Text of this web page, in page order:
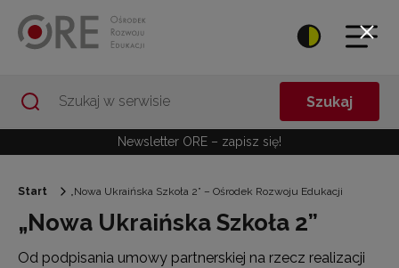
Szukaj
Newsletter ORE – zapisz się!
Start „Nowa Ukraińska Szkoła 2” – Ośrodek Rozwoju Edukacji
„Nowa Ukraińska Szkoła 2”
Od podpisania umowy partnerskiej na rzecz realizacji